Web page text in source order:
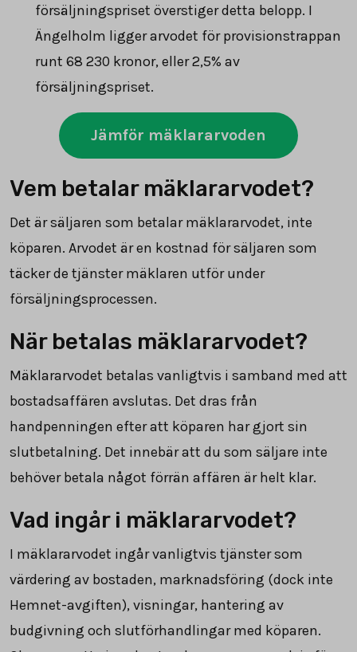
försäljningspriset överstiger detta belopp. I
Ängelholm ligger arvodet för provisionstrappan
runt 68 230 kronor, eller 2,5% av
försäljningspriset.
Jämför mäklararvoden
Vem betalar mäklararvodet?
Det är säljaren som betalar mäklararvodet, inte
köparen. Arvodet är en kostnad för säljaren som
täcker de tjänster mäklaren utför under
försäljningsprocessen.
När betalas mäklararvodet?
Mäklararvodet betalas vanligtvis i samband med att
bostadsaffären avslutas. Det dras från
handpenningen efter att köparen har gjort sin
slutbetalning. Det innebär att du som säljare inte
behöver betala något förrän affären är helt klar.
Vad ingår i mäklararvodet?
I mäklararvodet ingår vanligtvis tjänster som
värdering av bostaden, marknadsföring (dock inte
Hemnet-avgiften), visningar, hantering av
budgivning och slutförhandlingar med köparen.